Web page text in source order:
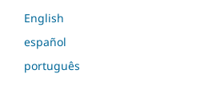
English
español
português